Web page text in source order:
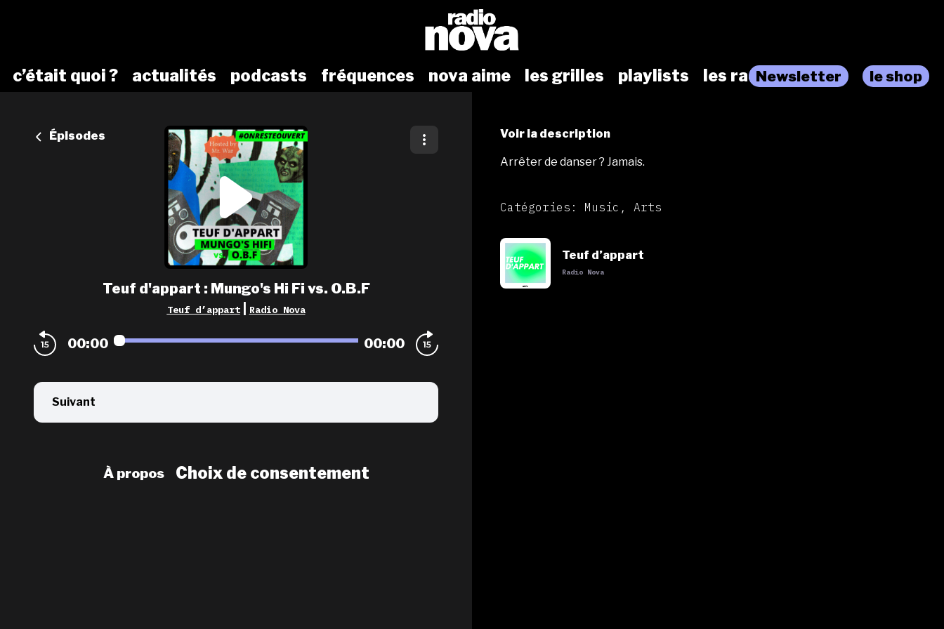
c’était quoi ? actualités podcasts fréquences nova aime les grilles playlists les radiosNewsletter le shop
Épisodes
Teuf d'appart : Mungo's Hi Fi vs. O.B.F
Teuf d’appart Radio Nova
00:00 00:00
Suivant
À propos Choix de consentement
Voir la description
Arrêter de danser ? Jamais.
Catégories: Music, Arts
Teuf d’appart
Radio Nova